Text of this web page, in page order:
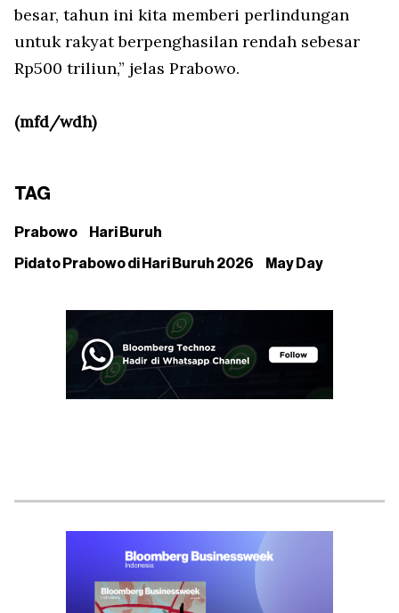
besar, tahun ini kita memberi perlindungan
untuk rakyat berpenghasilan rendah sebesar
Rp500 triliun,” jelas Prabowo.
(mfd/wdh)
TAG
Prabowo Hari Buruh
Pidato Prabowo di Hari Buruh 2026 May Day